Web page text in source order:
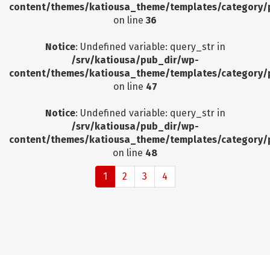
content/themes/katiousa_theme/templates/
on line 36
Notice: Undefined variable: query_str in
/srv/katiousa/pub_dir/wp-
content/themes/katiousa_theme/templates/
on line 47
Notice: Undefined variable: query_str in
/srv/katiousa/pub_dir/wp-
content/themes/katiousa_theme/templates/
on line 48
1 2 3 4